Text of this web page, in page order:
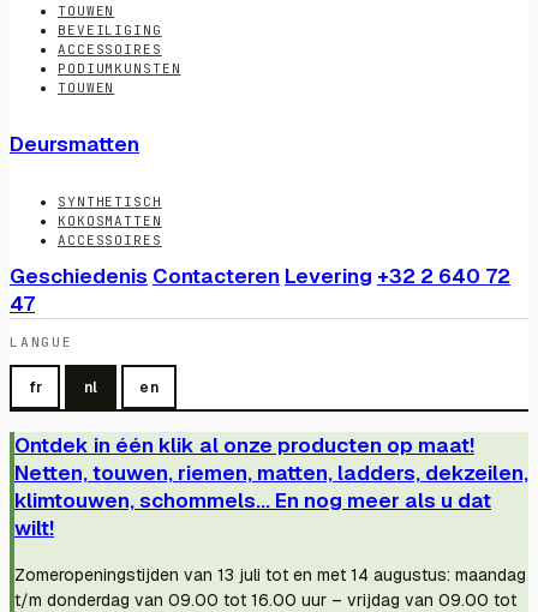
TOUWEN
BEVEILIGING
ACCESSOIRES
PODIUMKUNSTEN
TOUWEN
Deursmatten
SYNTHETISCH
KOKOSMATTEN
ACCESSOIRES
Geschiedenis Contacteren Levering +32 2 640 72
47
LANGUE
fr nl en
Ontdek in één klik al onze producten op maat!
Netten, touwen, riemen, matten, ladders, dekzeilen,
klimtouwen, schommels... En nog meer als u dat
wilt!
Zomeropeningstijden van 13 juli tot en met 14 augustus: maandag
t/m donderdag van 09.00 tot 16.00 uur – vrijdag van 09.00 tot